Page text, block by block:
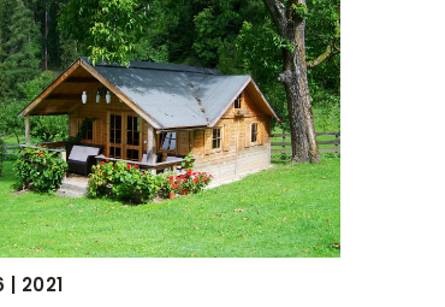
| 2021